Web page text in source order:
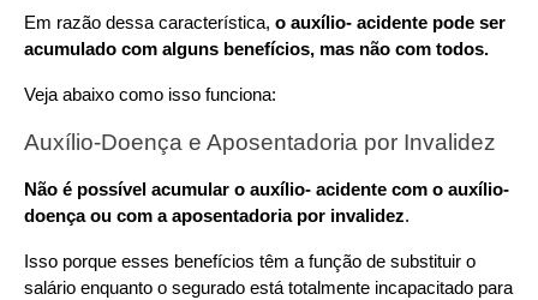
Em razão dessa característica, o auxílio- acidente pode ser
acumulado com alguns benefícios, mas não com todos.
Veja abaixo como isso funciona:
Auxílio-Doença e Aposentadoria por Invalidez
Não é possível acumular o auxílio- acidente com o auxílio-
doença ou com a aposentadoria por invalidez.
Isso porque esses benefícios têm a função de substituir o
salário enquanto o segurado está totalmente incapacitado para